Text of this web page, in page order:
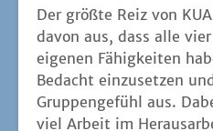
Der größ­te Reiz von
davon aus, dass alle
eige­nen Fähig­kei­ten
Bedacht ein­zu­set­zen
Grup­pen­ge­fühl aus.
viel Arbeit im